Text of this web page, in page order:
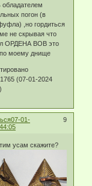
обладателем
погон (в
,но гордиться
не скрывая что
ОРДЕНА ВОВ это
по моему днище
(07-01-2024
9
07-01-
усам скажите?